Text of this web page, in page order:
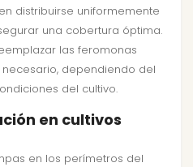
distribuirse uniformemente
una cobertura óptima.
las feromonas
dependiendo del
del cultivo.
en cultivos
en los perímetros del